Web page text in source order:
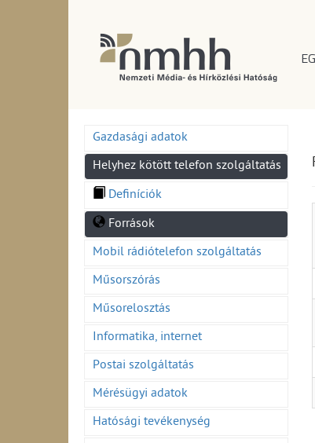
Gazdasági adatok
Helyhez kötött telefon szolgáltatás
Definíciók
Források
Mobil rádiótelefon szolgáltatás
Műsorszórás
Műsorelosztás
Informatika, internet
Postai szolgáltatás
Mérésügyi adatok
Hatósági tevékenység